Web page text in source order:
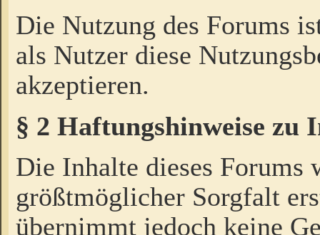
Die Nutzung des Forums
als Nutzer diese
akzeptieren.
§ 2 Haftungshinweise zu
Die Inhalte dieses Forums
größtmöglicher Sorgfalt
übernimmt jedoch keine